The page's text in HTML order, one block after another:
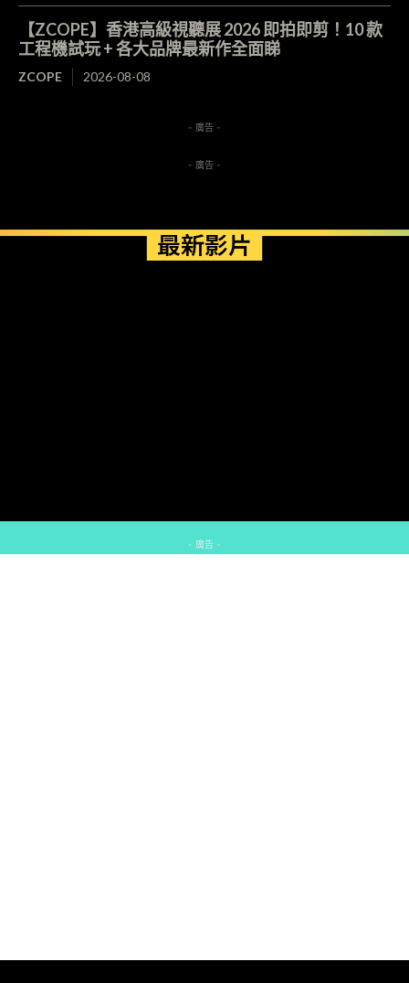
【ZCOPE】香港高級視聽展 2026 即拍即剪！10 款
工程機試玩 + 各大品牌最新作全面睇
ZCOPE 2026-08-08
- 廣告 -
- 廣告 -
最新影片
- 廣告 -